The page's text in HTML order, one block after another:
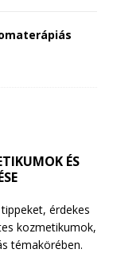
ÉS
érdekes
kozmetikumok,
témakörében.